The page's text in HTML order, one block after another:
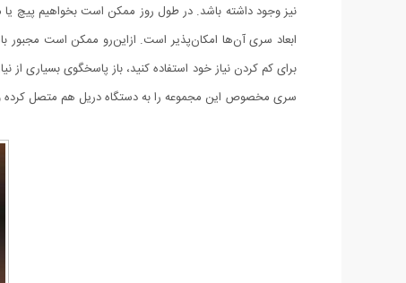
نیز وجود داشته باشد. در طول روز ممکن است بخواهیم پیچ یا
ابعاد سری آن‌ها امکان‌پذیر است. ازاین‌رو ممکن است مجبور
برای کم کردن نیاز خود استفاده کنید، باز پاسخگوی بسیاری
سری مخصوص این مجموعه را به دستگاه دریل هم متصل کرده و